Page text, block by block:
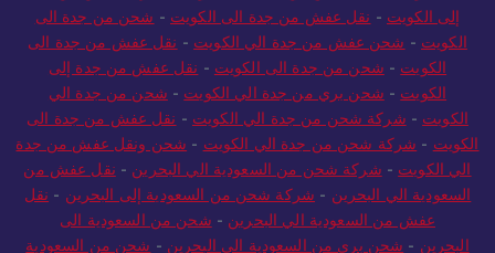
الى الكويت-نقل عفش من جدة الى الكويت-شركة شحن من جدة
إلى الكويت- نقل عفش من جدة الى الكويت-
شحن من جدة الى
الكويت-شحن عفش من جدة الي الكويت-
نقل عفش من جدة الى
الكويت - شحن من جدة الى الكويت-نقل عفش من جدة إلى
الكويت- شحن بري من جدة الي الكويت-شحن من جدة الي
الكويت-شركة شحن من جدة الي الكويت -نقل عفش من جدة الى
الكويت-شركة شحن من جدة الي الكويت-
شحن ونقل عفش من جدة
الي الكويت- شركة شحن من السعودية الي البحرين-
نقل عفش من
السعودية الي البحرين-شركة شحن من السعودية إلى البحرين
عفش من السعودية الي البحرين
-شحن من السعودية الى